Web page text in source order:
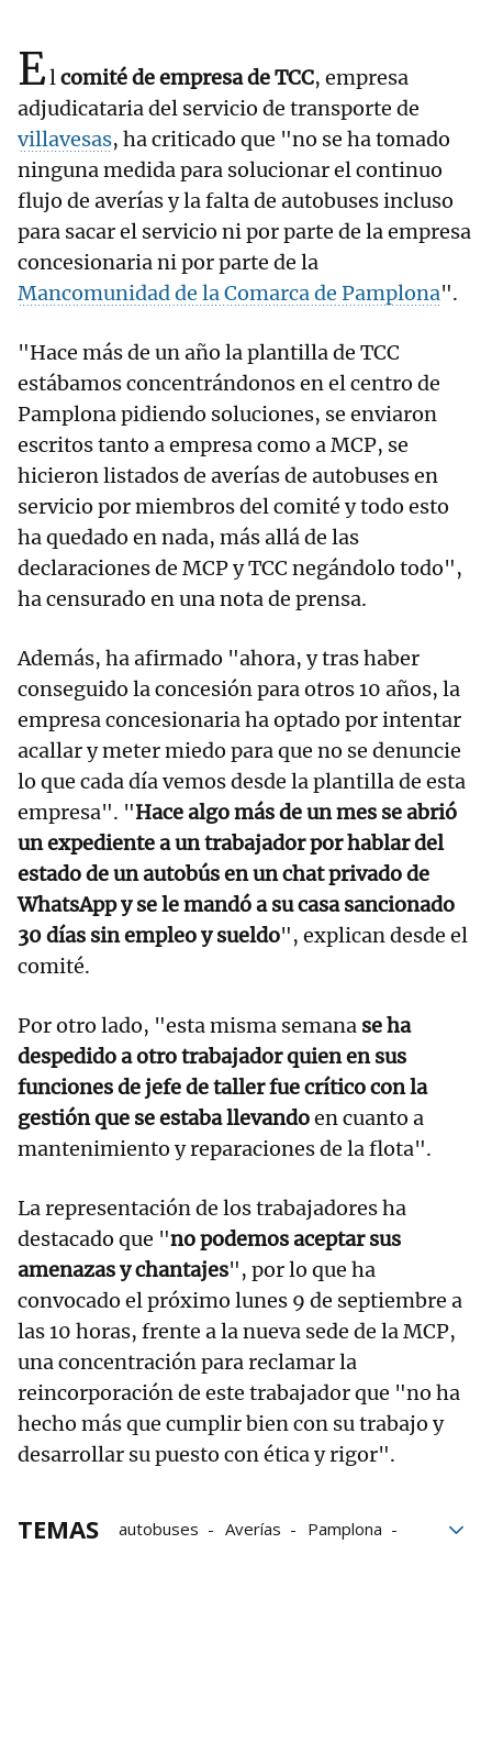
Elcomité de empresa de TCC, empresa
adjudicataria del servicio de transporte de
villavesas, ha criticado que "no se ha tomado
ninguna medida para solucionar el continuo
flujo de averías y la falta de autobuses incluso
para sacar el servicio ni por parte de la empresa
concesionaria ni por parte de la
Mancomunidad de la Comarca de Pamplona".
"Hace más de un año la plantilla de TCC
estábamos concentrándonos en el centro de
Pamplona pidiendo soluciones, se enviaron
escritos tanto a empresa como a MCP, se
hicieron listados de averías de autobuses en
servicio por miembros del comité y todo esto
ha quedado en nada, más allá de las
declaraciones de MCP y TCC negándolo todo",
ha censurado en una nota de prensa.
Además, ha afirmado "ahora, y tras haber
conseguido la concesión para otros 10 años, la
empresa concesionaria ha optado por intentar
acallar y meter miedo para que no se denuncie
lo que cada día vemos desde la plantilla de esta
empresa". "Hace algo más de un mes se abrió
un expediente a un trabajador por hablar del
estado de un autobús en un chat privado de
WhatsApp y se le mandó a su casa sancionado
30 días sin empleo y sueldo", explican desde el
comité.
Por otro lado, "esta misma semana se ha
despedido a otro trabajador quien en sus
funciones de jefe de taller fue crítico con la
gestión que se estaba llevandoen cuanto a
mantenimiento y reparaciones de la flota".
La representación de los trabajadores ha
destacado que "no podemos aceptar sus
amenazas y chantajes", por lo que ha
convocado el próximo lunes 9 de septiembre a
las 10 horas, frente a la nueva sede de la MCP,
una concentración para reclamar la
reincorporación de este trabajador que "no ha
hecho más que cumplir bien con su trabajo y
desarrollar su puesto con ética y rigor".
TEMAS autobuses Averías
Pamplona